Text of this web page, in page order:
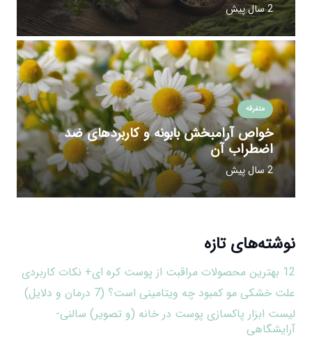
2 سال پیش
متفرقه
خواص آرامبخش بابونه و کاربردهای ضد
اضطراب آن
2 سال پیش
نوشته‌های تازه
12 بهترین محصولات مراقبت از پوست کره ای+ نکات کاربردی
علت خشکی مو کمبود چه ویتامینی است؟ (7 درمان و دلایل)
لیست ابزار پاکسازی پوست در خانه (و تصویر) سالنی-
آرایشگاهی